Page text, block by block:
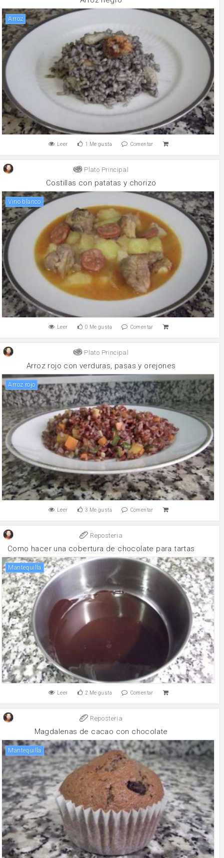
arroz
Leer 1 Me gusta Comentar
Plato Principal
Costillas con patatas y chorizo
vino blanco
Leer 0 Me gusta Comentar
Plato Principal
Arroz rojo con verduras, pasas y orejones
Arroz rojo
Leer 3 Me gusta Comentar
Reposteria
Como hacer una cobertura de chocolate para tartas
mantequilla
Leer 2 Me gusta Comentar
Reposteria
Magdalenas de cacao con chocolate
mantequilla